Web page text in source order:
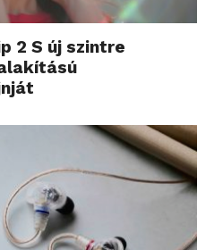
2 S új szintre